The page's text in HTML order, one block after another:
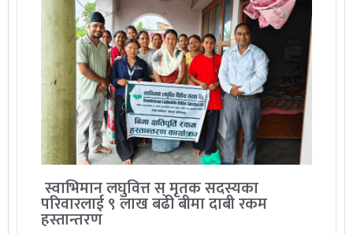
स्वाभिमान लघुवित्त स् मृतक सदस्यका
परिवारलाई ९ लाख बढी बीमा दाबी रकम
हस्तान्तरण